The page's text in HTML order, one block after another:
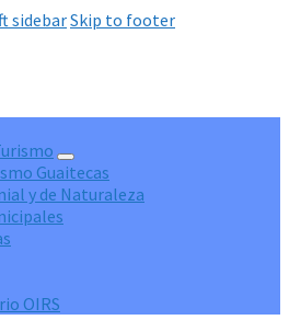
sidebarSkip to footer
Guaitecas
y de Naturaleza
OIRS